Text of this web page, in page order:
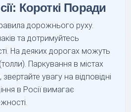
Короткі Поради
дорожнього руху.
та дотримуйтесь
На деяких дорогах можуть
Паркування в містах
увагу на відповідні
в Росії вимагає